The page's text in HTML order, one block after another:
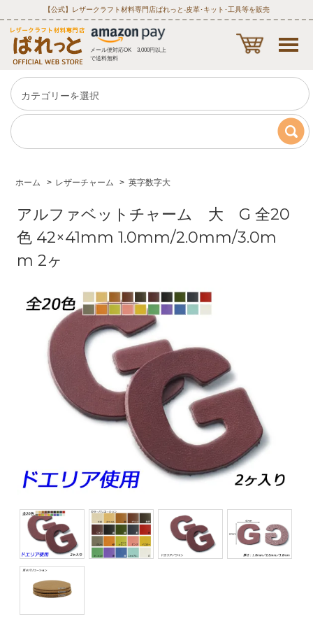
【公式】レザークラフト材料専門店ぱれっと‐皮革･キット･工具等を販売
メール便対応OK 3,000円以上
で送料無料
ホーム > レザーチャーム > 英字数字大
アルファベットチャーム 大 G 全20
色 42×41mm 1.0mm/2.0mm/3.0m
m 2ヶ